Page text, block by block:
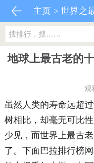
主页 >世界之
地球上最古老的
观
虽然人类的寿命远超
树相比，却毫无可比
少见，而世界上最古
了。下面巴拉排行榜